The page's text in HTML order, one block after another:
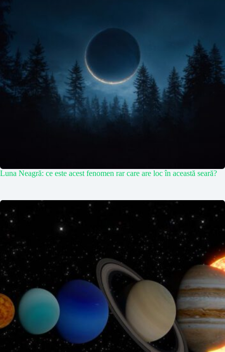
Luna Neagră: ce este acest fenomen rar care are loc în această seară?